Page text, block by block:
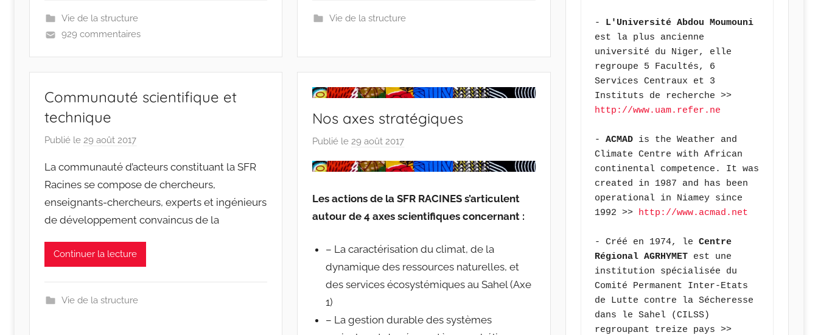
-
w
Vie de la structure
929 commentaires
-
Vie de la structure
Communauté scientifique et
technique
Publié le 29 août 2017
r
r
a
c
n
e
-
La communauté d’acteurs constituant la SFR
Racines se compose de chercheurs,
enseignants-chercheurs, experts et ingénieurs
de développement convaincus de la
Continuer la lecture
Vie de la structure
Nos axes stratégiques
Publié le 29 août 2017
r
a
c
n
e
s
w
p
Les actions de la SFR RACINES s’articulent
autour de 4 axes scientifiques concernant :
– La caractérisation du climat, de la
dynamique des ressources naturelles, et
des services écosystémiques au Sahel (Axe
1)
– La gestion durable des systèmes
-
est la plus ancienne
université du Niger, elle
regroupe 5 Facultés, 6
Services Centraux et 3
http://www.uam.refer.ne
- ACMAD is the Weather and
Climate Centre with African
continental competence. It was
created in 1987 and has been
operational in Niamey since
1992 >> http://www.acmad.net
- Créé en 1974, le Centre
Régional AGRHYMET est une
institution spécialisée du
Comité Permanent Inter-Etats
de Lutte contre la Sécheresse
dans le Sahel (CILSS)